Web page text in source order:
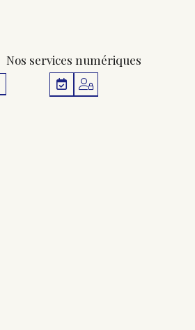
Nos services numériques